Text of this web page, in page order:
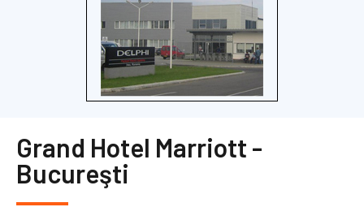
Grand Hotel Marriott -
Bucureşti